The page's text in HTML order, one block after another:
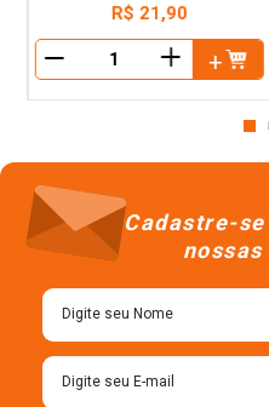
R$ 21,90
＋
Cadastre-